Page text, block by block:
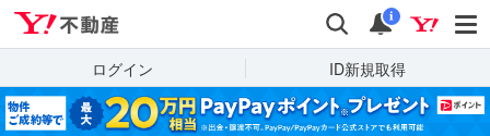
検索 通知
i
ログイン ID新規取得